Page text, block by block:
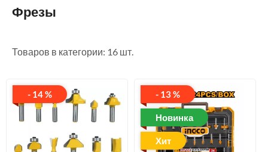
Фрезы
Товаров в категории: 16 шт.
- 14 % - 13 %
Новинка
Хит